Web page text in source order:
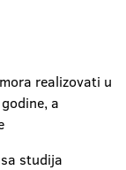
realizovati u
a
studija